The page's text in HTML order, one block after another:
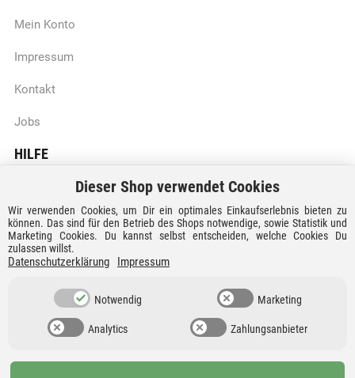
Mein Konto
Impressum
Kontakt
Jobs
HILFE
Batteriegesetzhinweise
Vertrag widerrufen
Versandkosten und Lieferzeiten
Zahlungsarten
Dieser Shop verwendet Cookies
Wir verwenden Cookies, um Dir ein optimales Einkaufserlebnis bieten zu
können. Das sind für den Betrieb des Shops notwendige, sowie Statistik und
Marketing Cookies. Du kannst selbst entscheiden, welche Cookies Du
zulassen willst.
Datenschutzerklärung Impressum
Notwendig Marketing
Analytics Zahlungsanbieter